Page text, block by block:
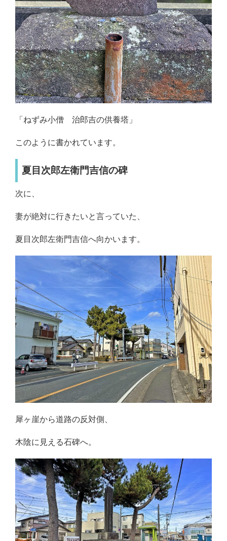
「ねずみ小僧 治郎吉の供養塔」
このように書かれています。
夏目次郎左衛門吉信の碑
次に、
妻が絶対に行きたいと言っていた、
夏目次郎左衛門吉信へ向かいます。
犀ヶ崖から道路の反対側、
木陰に見える石碑へ。